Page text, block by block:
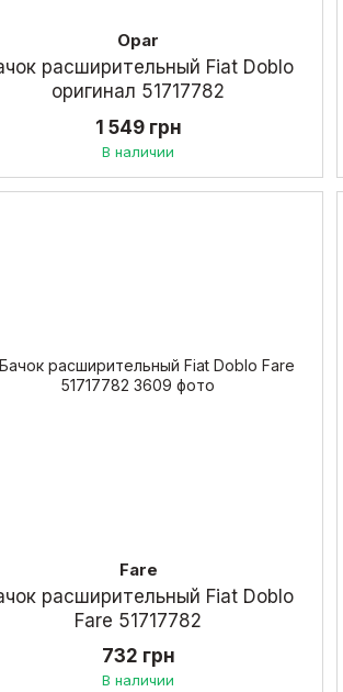
Opar
расширительный Fiat Doblo
оригинал 51717782
1 549 грн
В наличии
Fare
расширительный Fiat Doblo
Fare 51717782
732 грн
В наличии